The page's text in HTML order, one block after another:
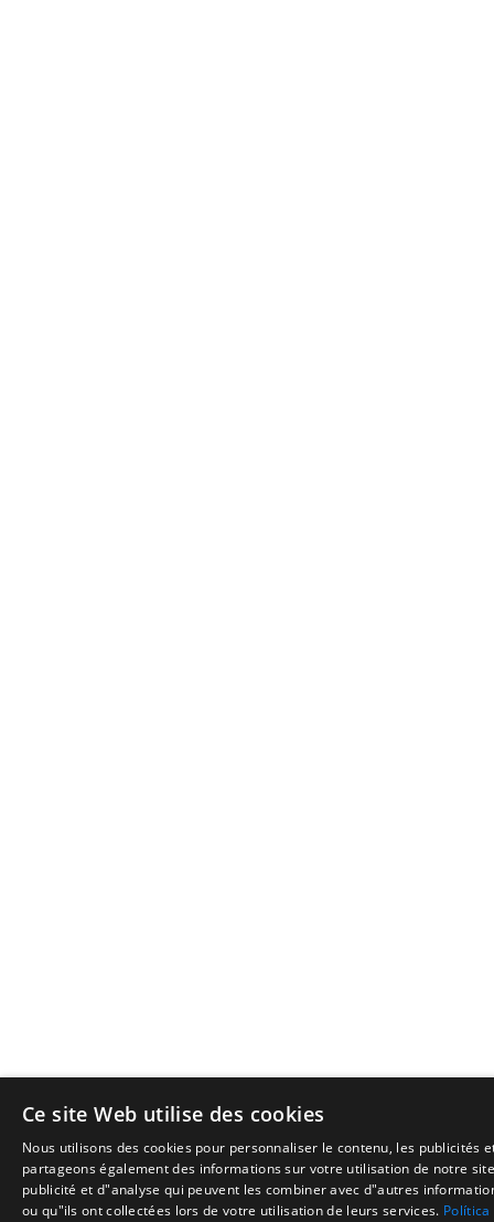
Ce site Web utilise des cookies
Nous utilisons des cookies pour personnaliser le contenu, les publicités
partageons également des informations sur votre utilisation de notre
publicité et d"analyse qui peuvent les combiner avec d"autres
ou qu"ils ont collectées lors de votre utilisation de leurs services.